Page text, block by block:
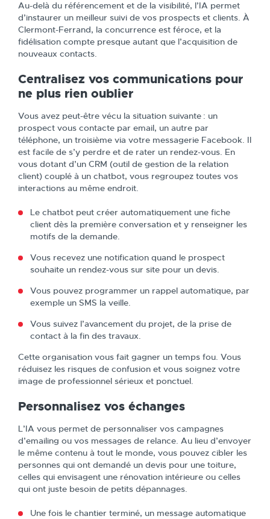
Au-delà du référencement et de la visibilité, l’IA permet
d’instaurer un meilleur suivi de vos prospects et clients. À
Clermont-Ferrand, la concurrence est féroce, et la
fidélisation compte presque autant que l’acquisition de
nouveaux contacts.
Centralisez vos communications pour
ne plus rien oublier
Vous avez peut-être vécu la situation suivante : un
prospect vous contacte par email, un autre par
téléphone, un troisième via votre messagerie Facebook. Il
est facile de s’y perdre et de rater un rendez-vous. En
vous dotant d’un CRM (outil de gestion de la relation
client) couplé à un chatbot, vous regroupez toutes vos
interactions au même endroit.
Le chatbot peut créer automatiquement une fiche
client dès la première conversation et y renseigner les
motifs de la demande.
Vous recevez une notification quand le prospect
souhaite un rendez-vous sur site pour un devis.
Vous pouvez programmer un rappel automatique, par
exemple un SMS la veille.
Vous suivez l’avancement du projet, de la prise de
contact à la fin des travaux.
Cette organisation vous fait gagner un temps fou. Vous
réduisez les risques de confusion et vous soignez votre
image de professionnel sérieux et ponctuel.
Personnalisez vos échanges
L’IA vous permet de personnaliser vos campagnes
d’emailing ou vos messages de relance. Au lieu d’envoyer
le même contenu à tout le monde, vous pouvez cibler les
personnes qui ont demandé un devis pour une toiture,
celles qui envisagent une rénovation intérieure ou celles
qui ont juste besoin de petits dépannages.
Une fois le chantier terminé, un message automatique